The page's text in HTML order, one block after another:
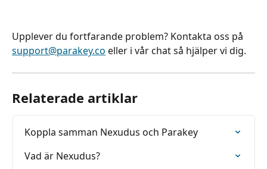
Upplever du fortfarande problem? Kontakta oss på
support@parakey.co eller i vår chat så hjälper vi dig.
Relaterade artiklar
Koppla samman Nexudus och Parakey
Vad är Nexudus?